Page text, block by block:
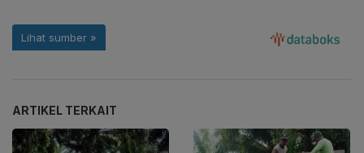
ARTIKEL TERKAIT